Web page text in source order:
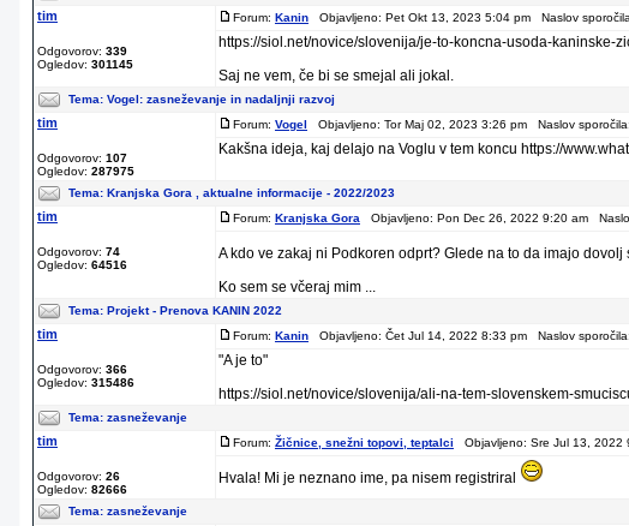
tim
Odgovorov: 339
Ogledov: 301145
Forum: Kanin Objavljeno: Pet Okt 13, 2023 5:04 pm Naslov
https://siol.net/novice/slovenija/je-to-koncna-usoda-kaninske-
Saj ne vem, če bi se smejal ali jokal.
Tema: Vogel: zasneževanje in nadaljnji razvoj
tim
Odgovorov: 107
Ogledov: 287975
Forum: Vogel Objavljeno: Tor Maj 02, 2023 3:26 pm Naslov sporočila:
Kakšna ideja, kaj delajo na Voglu v tem koncu https://
Tema: Kranjska Gora , aktualne informacije - 2022/2023
tim
Odgovorov: 74
Ogledov: 64516
Forum: Kranjska Gora Objavljeno: Pon Dec 26, 2022 9:20 am
A kdo ve zakaj ni Podkoren odprt? Glede na to da imajo
Ko sem se včeraj mim ...
Tema: Projekt - Prenova KANIN 2022
tim
Odgovorov: 366
Ogledov: 315486
Forum: Kanin Objavljeno: Čet Jul 14, 2022 8:33 pm Naslov sporočila:
"A je to"
https://siol.net/novice/slovenija/ali-na-tem-slovenskem-
Tema: zasneževanje
tim
Odgovorov: 26
Ogledov: 82666
Forum: Žičnice, snežni topovi, teptalci Objavljeno: Sre Jul 13, 2022
Hvala! Mi je neznano ime, pa nisem registriral
Tema: zasneževanje